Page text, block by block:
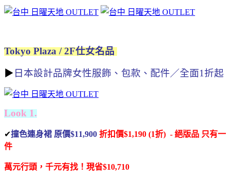
Tokyo Plaza / 2F仕女名品
▶ 日本設計品牌女性服飾、包款、配件／全面1折起
Look 1.
✔撞色連身裙 原價$11,900 折扣價$1,190 (1折) - 絕版品 只有一
件
萬元行頭，千元有找！ 現省$10,710